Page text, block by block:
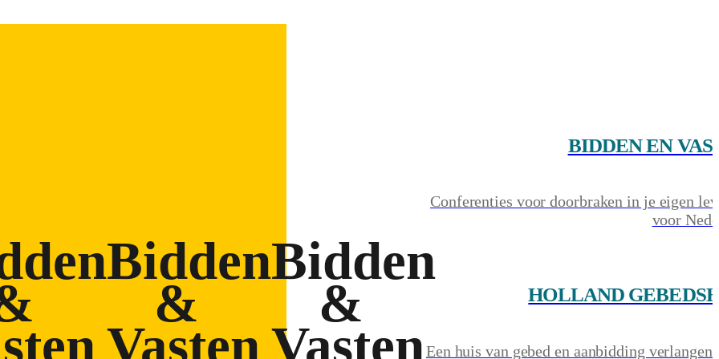
Bidden
&
Vasten
Bidden
&
Vasten
BIDDEN EN
Conferenties voor doorbraken in je eigen
voor
HOLLAND
Een huis van gebed en aanbidding